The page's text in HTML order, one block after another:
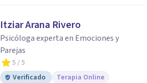
Itziar Arana Rivero
Psicóloga experta en Emociones y
Parejas
5 / 5
Verificado
Terapia Online